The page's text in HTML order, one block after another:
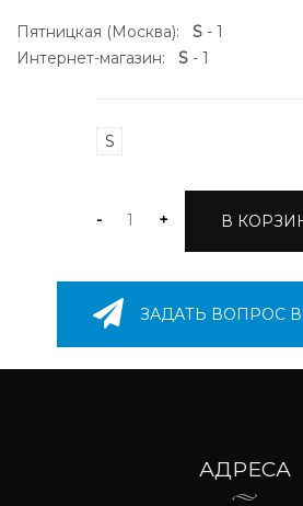
Пятницкая (Москва): S - 1
Интернет-магазин: S - 1
S
- + В
ЗАДАТЬ ВОПРОС В
АДРЕСА